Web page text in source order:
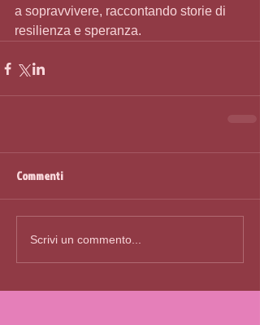
a sopravvivere, raccontando storie di
resilienza e speranza.
Commenti
Scrivi un commento...